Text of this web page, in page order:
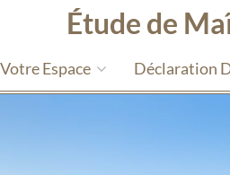
Étude de
Votre Espace Déclaration